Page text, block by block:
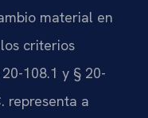
material en
criterios
108.1 y § 20-
representa a